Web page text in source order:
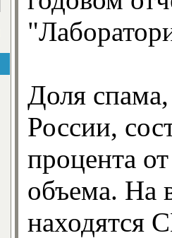
Доля спама,
России,
процента
объема. На
находятся